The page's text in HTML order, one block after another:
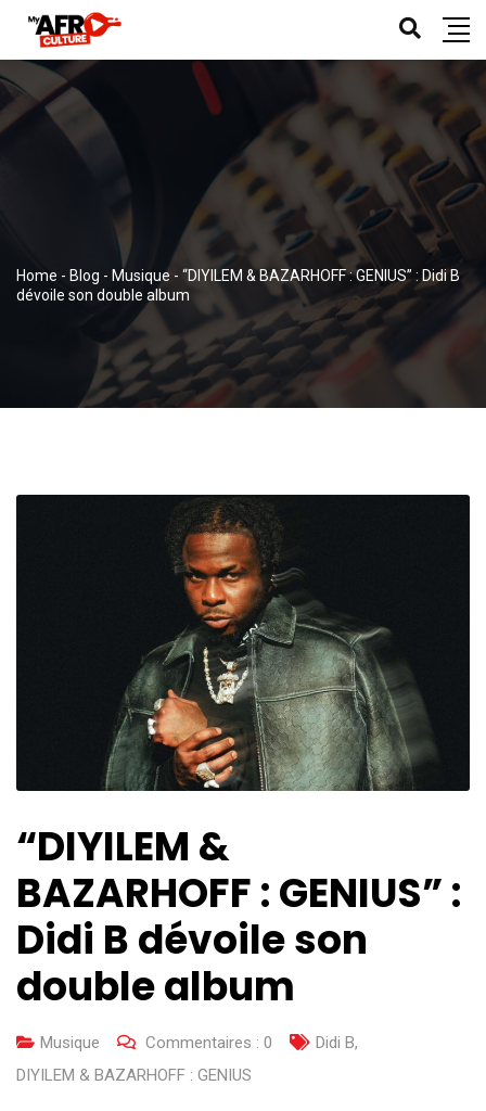
Home - Blog - Musique - “DIYILEM & BAZARHOFF : GENIUS” : Didi B
dévoile son double album
“DIYILEM &
BAZARHOFF : GENIUS” :
Didi B dévoile son
double album
Musique Commentaires : 0 Didi B,
DIYILEM & BAZARHOFF : GENIUS